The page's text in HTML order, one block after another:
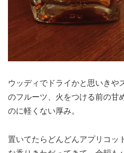
ウッディでドライかと思いきや
のフルーツ、火をつける前の甘
のに軽くない厚み。
置いてたらどんどんアプリコッ